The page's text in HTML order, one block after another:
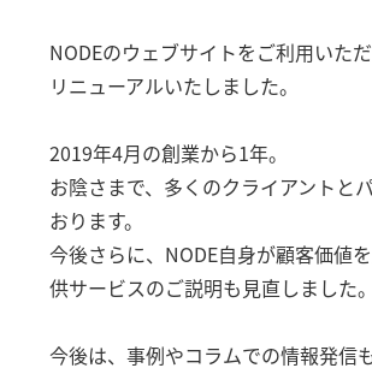
NODEのウェブサイトをご利用いた
リニューアルいたしました。
2019年4月の創業から1年。
お陰さまで、多くのクライアントと
おります。
今後さらに、NODE自身が顧客価値
供サービスのご説明も見直しました。
今後は、事例やコラムでの情報発信